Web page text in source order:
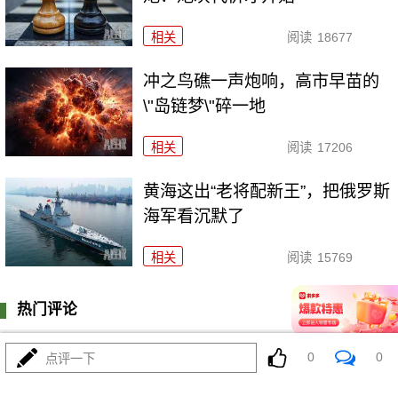
相关 阅读 18677
冲之鸟礁一声炮响，高市早苗的
\"岛链梦\"碎一地
相关 阅读 17206
黄海这出“老将配新王”，把俄罗斯
海军看沉默了
相关 阅读 15769
热门评论
0 条评论 登陆
点评一下 0 0